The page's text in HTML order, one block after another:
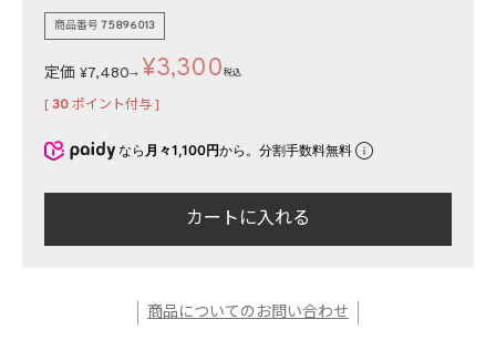
商品番号 75896013
定価 ¥7,480→ ¥3,300 税込
[30ポイント付与 ]
なら 月々1,100円から。分割手数料無料
カートに入れる
商品についてのお問い合わせ